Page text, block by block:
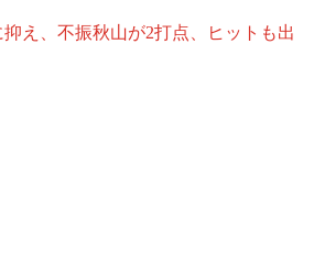
え、不振秋山が2打点、ヒットも出